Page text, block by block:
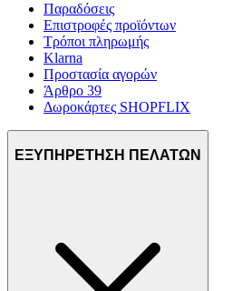
Παραδόσεις
Επιστροφές προϊόντων
Τρόποι πληρωμής
Klarna
Προστασία αγορών
Άρθρο 39
Δωροκάρτες SHOPFLIX
ΕΞΥΠΗΡΕΤΗΣΗ ΠΕΛΑΤΩΝ